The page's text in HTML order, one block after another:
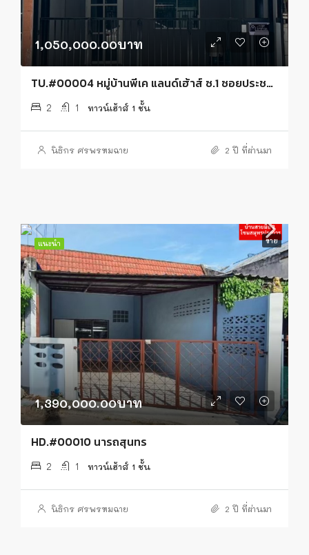
1,050,000.00บาท
TU.#00004 หมู่บ้านพีเค แลนด์เฮ้าส์ ซ.1 ซอยประชาอุทิศ 90
2 1 ทาวน์เฮ้าส์ 1 ชั้น
นิธิกร ศรพรหมฉาย 2 ปี ที่ผ่านมา
แนะนำ ขาย
1,390,000.00บาท
HD.#00010 นารถสุนทร
2 1 ทาวน์เฮ้าส์ 1 ชั้น
นิธิกร ศรพรหมฉาย 2 ปี ที่ผ่านมา